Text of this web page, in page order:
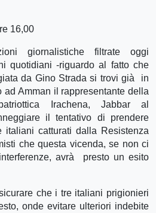
16,00
giornalistiche filtrate oggi
quotidiani -riguardo al fatto che
da Gino Strada si trovi già in
ad Amman il rappresentante della
Irachena, Jabbar al
il tentativo di prendere
catturati dalla Resistenza
che questa vicenda, se non ci
avrà presto un esito
che i tre italiani prigionieri
onde evitare ulteriori indebite